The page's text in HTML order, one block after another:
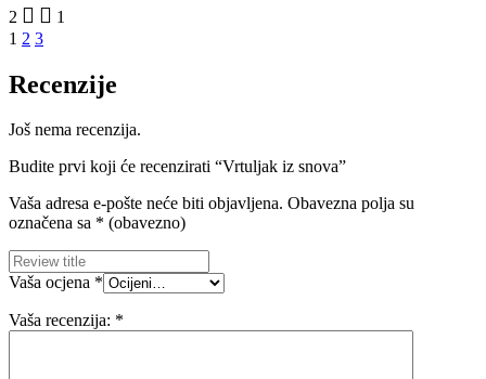
2
1
1 2 3
Recenzije
Još nema recenzija.
Budite prvi koji će recenzirati “Vrtuljak iz snova”
Vaša adresa e-pošte neće biti objavljena. Obavezna polja su
označena sa * (obavezno)
Vaša ocjena *
Vaša recenzija: *